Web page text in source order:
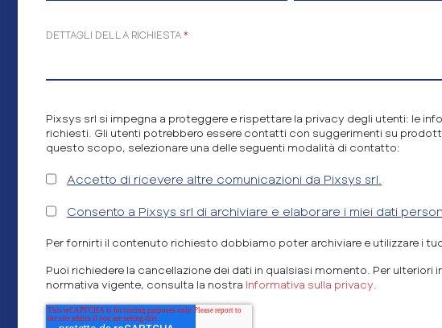
DETTAGLI DELLA RICHIESTA *
Pixsys srl si impegna a proteggere e rispettare la privacy degli utenti: le
richiesti. Gli utenti potrebbero essere contatti con suggerimenti su
questo scopo, selezionare una delle seguenti modalità di contatto:
Accetto di ricevere altre comunicazioni da Pixsys srl.
Consento a Pixsys srl di archiviare e elaborare i miei dati
Per fornirti il contenuto richiesto dobbiamo poter archiviare e utilizzare i
Puoi richiedere la cancellazione dei dati in qualsiasi momento. Per
normativa vigente, consulta la nostra Informativa sulla privacy.